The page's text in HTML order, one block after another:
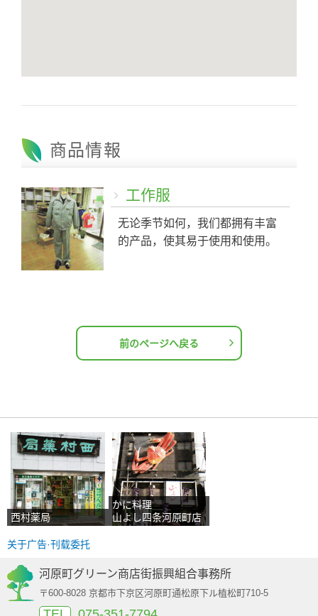
商品情報
工作服
无论季节如何，我们都拥有丰富
的产品，使其易于使用和使用。
前のページへ戻る
西村薬局
かに料理
山よし四条河原町店
关于广告·刊载委托
河原町グリーン商店街振興組合事務所
〒600-8028 京都市下京区河原町通松原下ル植松町710-5